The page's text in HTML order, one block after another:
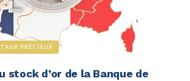
PRÉCIEUX
stock d’or de la Banque de